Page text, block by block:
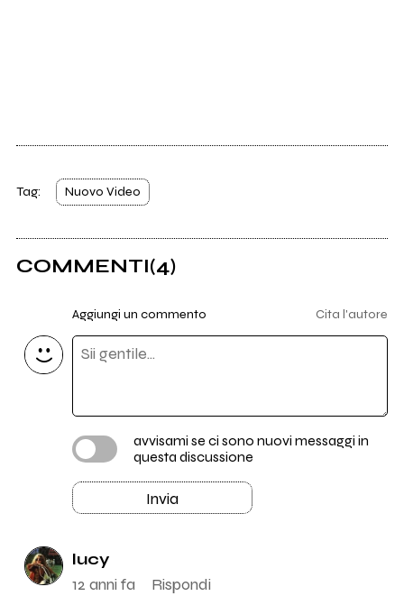
Tag: Nuovo Video
COMMENTI(4)
Aggiungi un commento Cita l'autore
avvisami se ci sono nuovi messaggi in
questa discussione
Invia
lucy
12 anni fa
Rispondi